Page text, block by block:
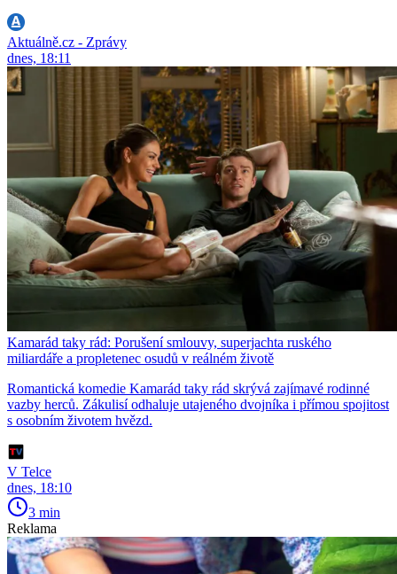
Aktuálně.cz - Zprávy
dnes, 18:11
Kamarád taky rád: Porušení smlouvy, superjachta ruského
miliardáře a propletenec osudů v reálném životě
Romantická komedie Kamarád taky rád skrývá zajímavé rodinné
vazby herců. Zákulisí odhaluje utajeného dvojníka i přímou spojitost
s osobním životem hvězd.
V Telce
dnes, 18:10
3 min
Reklama